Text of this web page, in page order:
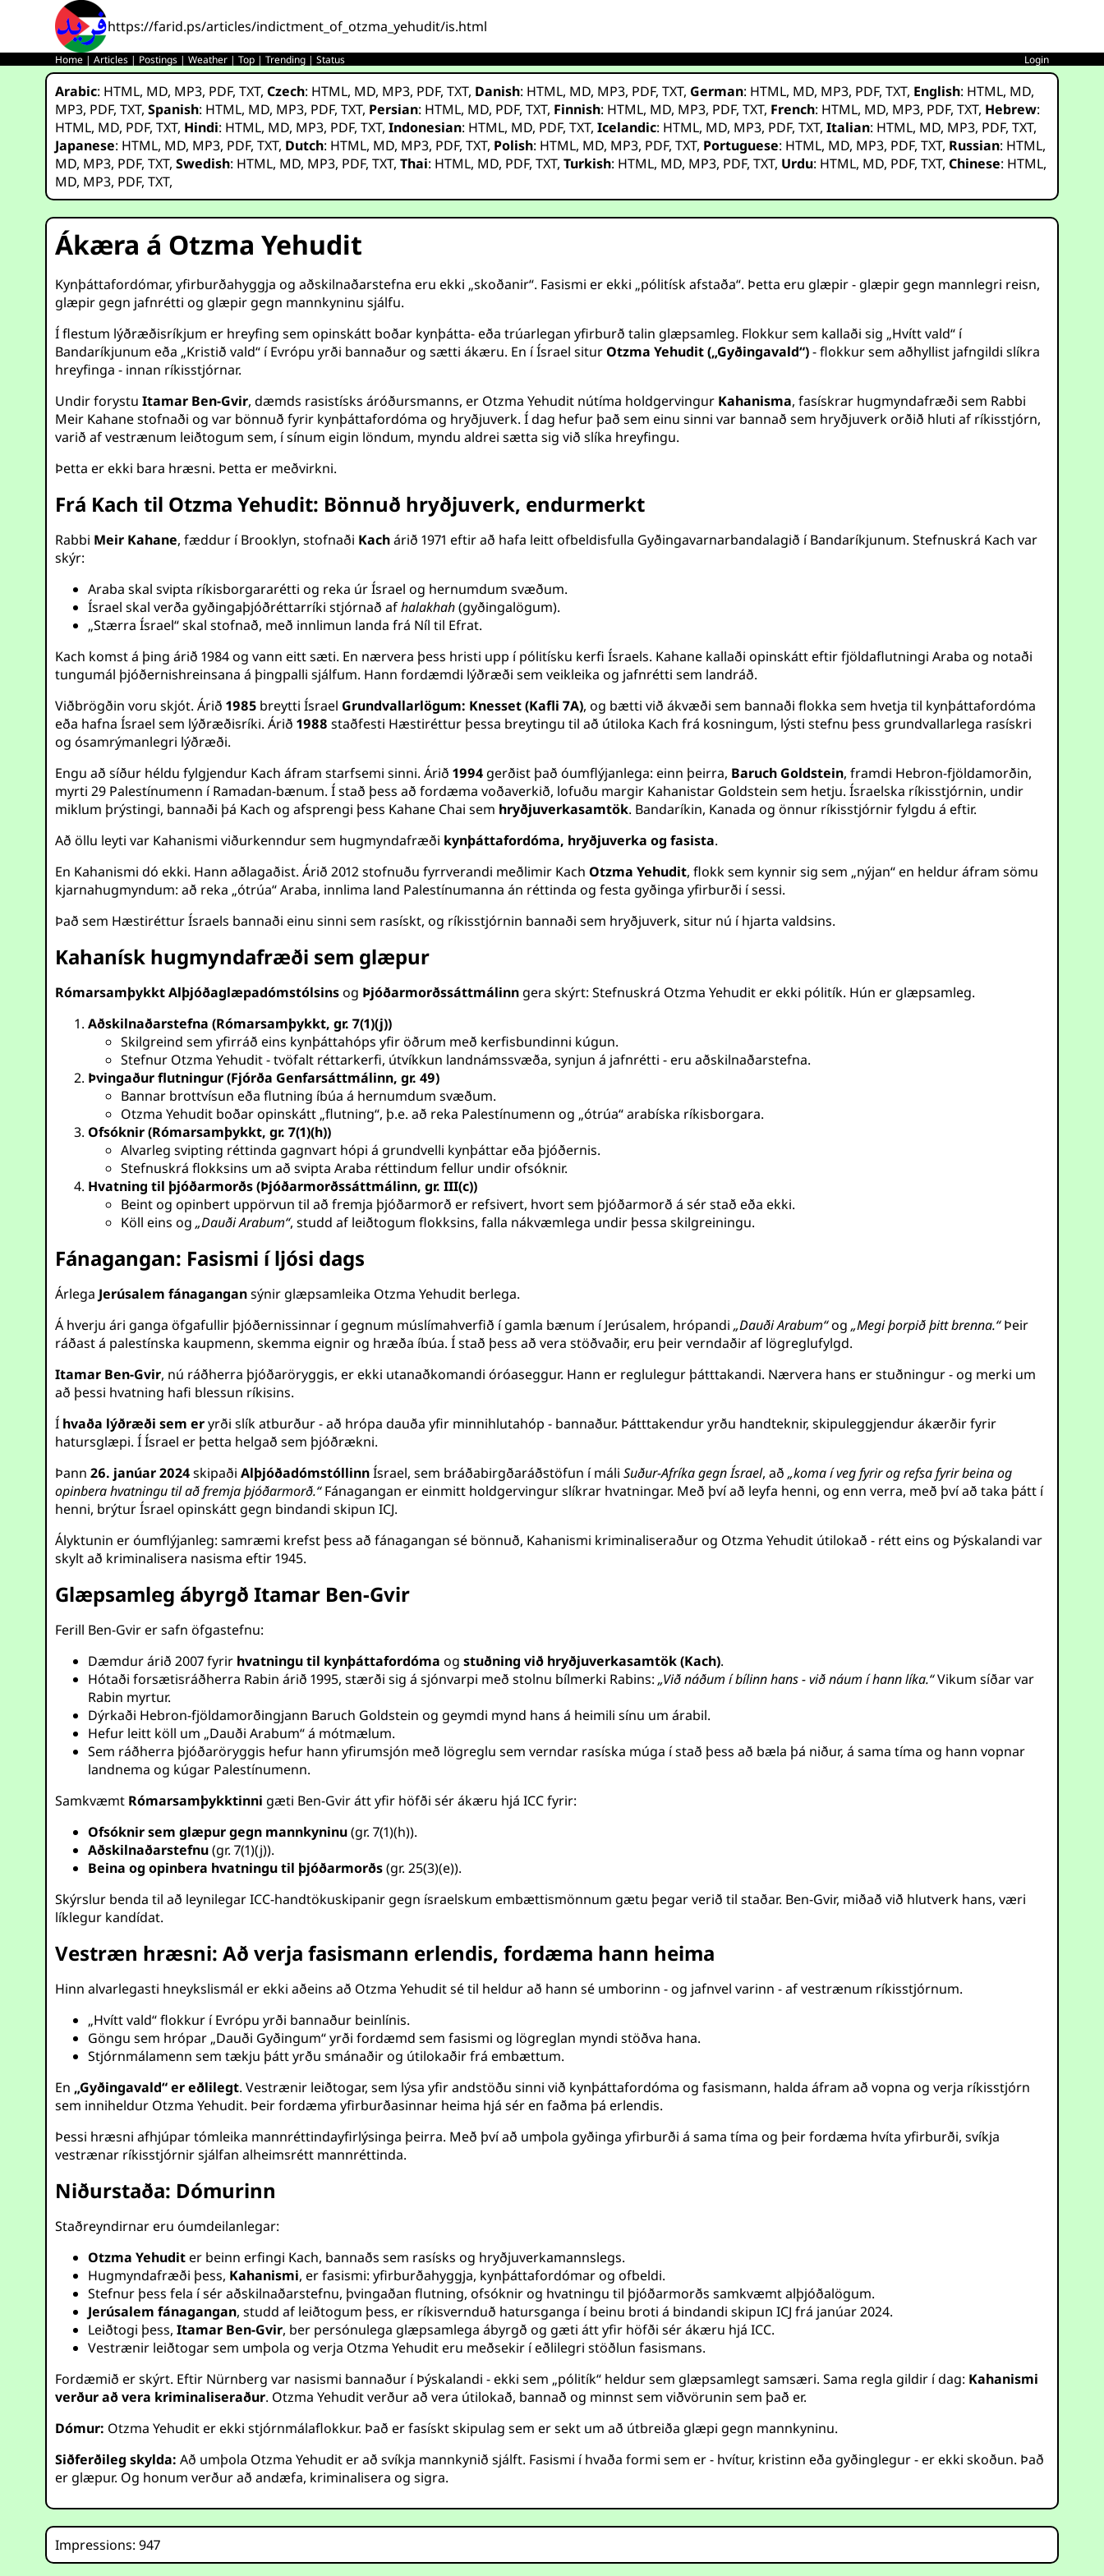
https://farid.ps/articles/indictment_of_otzma_yehudit/is.html
Home |Articles | Postings |Weather |Top |Trending |Status Login
Arabic: HTML, MD, MP3, PDF,TXT,Czech: HTML, MD, MP3, PDF,TXT, Danish: HTML, MD, MP3, PDF,TXT, German: HTML, MD, MP3, PDF,TXT, English: HTML, MD,
MP3, PDF,TXT,Spanish: HTML, MD, MP3, PDF,TXT, Persian: HTML, MD, PDF,TXT, Finnish: HTML, MD, MP3, PDF,TXT, French: HTML, MD, MP3, PDF,TXT, Hebrew:
HTML, MD, PDF,TXT, Hindi: HTML, MD, MP3, PDF,TXT,Indonesian: HTML, MD, PDF,TXT,Icelandic: HTML, MD, MP3, PDF,TXT,Italian: HTML, MD, MP3, PDF,TXT,
Japanese: HTML, MD, MP3, PDF,TXT, Dutch: HTML, MD, MP3, PDF,TXT, Polish: HTML, MD, MP3, PDF,TXT, Portuguese: HTML, MD, MP3, PDF,TXT, Russian: HTML,
MD, MP3, PDF,TXT,Swedish: HTML, MD, MP3, PDF,TXT,Thai: HTML, MD, PDF,TXT,Turkish: HTML, MD, MP3, PDF,TXT, Urdu: HTML, MD, PDF,TXT,Chinese: HTML,
MD, MP3, PDF,TXT,
Ákæra á Otzma Yehudit
Kynþáttafordómar, yfirburðahyggja og aðskilnaðarstefna eru ekki „skoðanir“. Fasismi er ekki „pólitísk afstaða“. Þetta eru glæpir - glæpir gegn mannlegri reisn,
glæpir gegn jafnrétti og glæpir gegn mannkyninu sjálfu.
Í flestum lýðræðisríkjum er hreyfing sem opinskátt boðar kynþátta- eða trúarlegan yfirburð talin glæpsamleg. Flokkur sem kallaði sig „Hvítt vald“ í
Bandaríkjunum eða „Kristið vald“ í Evrópu yrði bannaður og sætti ákæru. En í Ísrael siturOtzma Yehudit („Gyðingavald“)- flokkur sem aðhyllist jafngildi slíkra
hreyfinga - innan ríkisstjórnar.
Undir forystuItamar Ben-Gvir, dæmds rasistísks áróðursmanns, er Otzma Yehudit nútíma holdgervingur Kahanisma, fasískrar hugmyndafræði sem Rabbi
Meir Kahane stofnaði og var bönnuð fyrir kynþáttafordóma og hryðjuverk. Í dag hefur það sem einu sinni var bannað sem hryðjuverk orðið hluti af ríkisstjórn,
varið af vestrænum leiðtogum sem, í sínum eigin löndum, myndu aldrei sætta sig við slíka hreyfingu.
Þetta er ekki bara hræsni. Þetta er meðvirkni.
Frá Kach til Otzma Yehudit: Bönnuð hryðjuverk, endurmerkt
Rabbi Meir Kahane, fæddur í Brooklyn, stofnaði Kachárið 1971 eftir að hafa leitt ofbeldisfulla Gyðingavarnarbandalagið í Bandaríkjunum. Stefnuskrá Kach var
skýr:
Araba skal svipta ríkisborgararétti og reka úr Ísrael og hernumdum svæðum.
Ísrael skal verða gyðingaþjóðréttarríki stjórnað afhalakhah(gyðingalögum).
„Stærra Ísrael“ skal stofnað, með innlimun landa frá Níl til Efrat.
Kach komst á þing árið 1984 og vann eitt sæti. En nærvera þess hristi upp í pólitísku kerfi Ísraels. Kahane kallaði opinskátt eftir fjöldaflutningi Araba og notaði
tungumál þjóðernishreinsana á þingpalli sjálfum. Hann fordæmdi lýðræði sem veikleika og jafnrétti sem landráð.
Viðbrögðin voru skjót. Árið1985 breytti Ísrael Grundvallarlögum: Knesset (Kafli 7A), og bætti við ákvæði sem bannaði flokka sem hvetja til kynþáttafordóma
eða hafna Ísrael sem lýðræðisríki. Árið1988 staðfesti Hæstiréttur þessa breytingu til að útiloka Kach frá kosningum, lýsti stefnu þess grundvallarlega rasískri
og ósamrýmanlegri lýðræði.
Engu að síður héldu fylgjendur Kach áfram starfsemi sinni. Árið1994 gerðist það óumflýjanlega: einn þeirra, Baruch Goldstein, framdi Hebron-fjöldamorðin,
myrti 29 Palestínumenn í Ramadan-bænum. Í stað þess að fordæma voðaverkið, lofuðu margir Kahanistar Goldstein sem hetju. Ísraelska ríkisstjórnin, undir
miklum þrýstingi, bannaði þá Kach og afsprengi þess Kahane Chai sem hryðjuverkasamtök. Bandaríkin, Kanada og önnur ríkisstjórnir fylgdu á eftir.
Að öllu leyti var Kahanismi viðurkenndur sem hugmyndafræði kynþáttafordóma, hryðjuverka og fasista.
En Kahanismi dó ekki. Hann aðlagaðist. Árið 2012 stofnuðu fyrrverandi meðlimir KachOtzma Yehudit, flokk sem kynnir sig sem „nýjan“ en heldur áfram sömu
kjarnahugmyndum: að reka „ótrúa“ Araba, innlima land Palestínumanna án réttinda og festa gyðinga yfirburði í sessi.
Það sem Hæstiréttur Ísraels bannaði einu sinni sem rasískt, og ríkisstjórnin bannaði sem hryðjuverk, situr nú í hjarta valdsins.
Kahanísk hugmyndafræði sem glæpur
Rómarsamþykkt Alþjóðaglæpadómstólsinsog Þjóðarmorðssáttmálinn gera skýrt: Stefnuskrá Otzma Yehudit er ekki pólitík. Hún er glæpsamleg.
Aðskilnaðarstefna (Rómarsamþykkt, gr. 7(1)(j))
Skilgreind sem yfirráð eins kynþáttahóps yfir öðrum með kerfisbundinni kúgun.
Stefnur Otzma Yehudit - tvöfalt réttarkerfi, útvíkkun landnámssvæða, synjun á jafnrétti - eru aðskilnaðarstefna.
Þvingaður flutningur (Fjórða Genfarsáttmálinn, gr. 49)
Bannar brottvísun eða flutning íbúa á hernumdum svæðum.
Otzma Yehudit boðar opinskátt „flutning“, þ.e. að reka Palestínumenn og „ótrúa“ arabíska ríkisborgara.
Ofsóknir (Rómarsamþykkt, gr. 7(1)(h))
Alvarleg svipting réttinda gagnvart hópi á grundvelli kynþáttar eða þjóðernis.
Stefnuskrá flokksins um að svipta Araba réttindum fellur undir ofsóknir.
Hvatning til þjóðarmorðs (Þjóðarmorðssáttmálinn, gr. III(c))
Beint og opinbert uppörvun til að fremja þjóðarmorð er refsivert, hvort sem þjóðarmorð á sér stað eða ekki.
Köll eins og„Dauði Arabum“, studd af leiðtogum flokksins, falla nákvæmlega undir þessa skilgreiningu.
Fánagangan: Fasismi í ljósi dags
Árlega Jerúsalem fánagangansýnir glæpsamleika Otzma Yehudit berlega.
Á hverju ári ganga öfgafullir þjóðernissinnar í gegnum múslímahverfið í gamla bænum í Jerúsalem, hrópandi„Dauði Arabum“og„Megi þorpið þitt brenna.“Þeir
ráðast á palestínska kaupmenn, skemma eignir og hræða íbúa. Í stað þess að vera stöðvaðir, eru þeir verndaðir af lögreglufylgd.
Itamar Ben-Gvir, nú ráðherra þjóðaröryggis, er ekki utanaðkomandi óróaseggur. Hann er reglulegur þátttakandi. Nærvera hans er stuðningur - og merki um
að þessi hvatning hafi blessun ríkisins.
Í hvaða lýðræði sem eryrði slík atburður - að hrópa dauða yfir minnihlutahóp - bannaður. Þátttakendur yrðu handteknir, skipuleggjendur ákærðir fyrir
hatursglæpi. Í Ísrael er þetta helgað sem þjóðrækni.
Þann26. janúar 2024skipaðiAlþjóðadómstóllinnÍsrael, sem bráðabirgðaráðstöfun í máliSuður-Afríka gegn Ísrael, að„koma í veg fyrir og refsa fyrir beina og
opinbera hvatningu til að fremja þjóðarmorð.“Fánagangan er einmitt holdgervingur slíkrar hvatningar. Með því að leyfa henni, og enn verra, með því að taka þátt í
henni, brýtur Ísrael opinskátt gegn bindandi skipun ICJ.
Ályktunin er óumflýjanleg: samræmi krefst þess að fánagangan sé bönnuð, Kahanismi kriminaliseraður og Otzma Yehudit útilokað - rétt eins og Þýskalandi var
skylt að kriminalisera nasisma eftir 1945.
Glæpsamleg ábyrgð Itamar Ben-Gvir
Ferill Ben-Gvir er safn öfgastefnu:
Dæmdur árið 2007 fyrir hvatningu til kynþáttafordóma ogstuðning við hryðjuverkasamtök (Kach).
Hótaði forsætisráðherra Rabin árið 1995, stærði sig á sjónvarpi með stolnu bílmerki Rabins:„Við náðum í bílinn hans - við náum í hann líka.“Vikum síðar var
Rabin myrtur.
Dýrkaði Hebron-fjöldamorðingjann Baruch Goldstein og geymdi mynd hans á heimili sínu um árabil.
Hefur leitt köll um „Dauði Arabum“ á mótmælum.
Sem ráðherra þjóðaröryggis hefur hann yfirumsjón með lögreglu sem verndar rasíska múga í stað þess að bæla þá niður, á sama tíma og hann vopnar
landnema og kúgar Palestínumenn.
Samkvæmt Rómarsamþykktinni gæti Ben-Gvir átt yfir höfði sér ákæru hjá ICC fyrir:
Ofsóknir sem glæpur gegn mannkyninu(gr. 7(1)(h)).
Aðskilnaðarstefnu(gr. 7(1)(j)).
Beina og opinbera hvatningu til þjóðarmorðs(gr. 25(3)(e)).
Skýrslur benda til að leynilegar ICC-handtökuskipanir gegn ísraelskum embættismönnum gætu þegar verið til staðar. Ben-Gvir, miðað við hlutverk hans, væri
líklegur kandídat.
Vestræn hræsni: Að verja fasismann erlendis, fordæma hann heima
Hinn alvarlegasti hneykslismál er ekki aðeins að Otzma Yehudit sé til heldur að hann sé umborinn - og jafnvel varinn - af vestrænum ríkisstjórnum.
„Hvítt vald“ flokkur í Evrópu yrði bannaður beinlínis.
Göngu sem hrópar „Dauði Gyðingum“ yrði fordæmd sem fasismi og lögreglan myndi stöðva hana.
Stjórnmálamenn sem tækju þátt yrðu smánaðir og útilokaðir frá embættum.
En „Gyðingavald“ er eðlilegt. Vestrænir leiðtogar, sem lýsa yfir andstöðu sinni við kynþáttafordóma og fasismann, halda áfram að vopna og verja ríkisstjórn
sem inniheldur Otzma Yehudit. Þeir fordæma yfirburðasinnar heima hjá sér en faðma þá erlendis.
Þessi hræsni afhjúpar tómleika mannréttindayfirlýsinga þeirra. Með því að umþola gyðinga yfirburði á sama tíma og þeir fordæma hvíta yfirburði, svíkja
vestrænar ríkisstjórnir sjálfan alheimsrétt mannréttinda.
Niðurstaða: Dómurinn
Staðreyndirnar eru óumdeilanlegar:
Otzma Yehuditer beinn erfingi Kach, bannaðs sem rasísks og hryðjuverkamannslegs.
Hugmyndafræði þess, Kahanismi, er fasismi: yfirburðahyggja, kynþáttafordómar og ofbeldi.
Stefnur þess fela í sér aðskilnaðarstefnu, þvingaðan flutning, ofsóknir og hvatningu til þjóðarmorðs samkvæmt alþjóðalögum.
Jerúsalem fánagangan, studd af leiðtogum þess, er ríkisvernduð hatursganga í beinu broti á bindandi skipun ICJ frá janúar 2024.
Leiðtogi þess,Itamar Ben-Gvir, ber persónulega glæpsamlega ábyrgð og gæti átt yfir höfði sér ákæru hjá ICC.
Vestrænir leiðtogar sem umþola og verja Otzma Yehudit eru meðsekir í eðlilegri stöðlun fasismans.
Fordæmið er skýrt. Eftir Nürnberg var nasismi bannaður í Þýskalandi - ekki sem „pólitík“ heldur sem glæpsamlegt samsæri. Sama regla gildir í dag: Kahanismi
verður að vera kriminaliseraður. Otzma Yehudit verður að vera útilokað, bannað og minnst sem viðvörunin sem það er.
Dómur: Otzma Yehudit er ekki stjórnmálaflokkur. Það er fasískt skipulag sem er sekt um að útbreiða glæpi gegn mannkyninu.
Siðferðileg skylda: Að umþola Otzma Yehudit er að svíkja mannkynið sjálft. Fasismi í hvaða formi sem er - hvítur, kristinn eða gyðinglegur - er ekki skoðun. Það
er glæpur. Og honum verður að andæfa, kriminalisera og sigra.
Impressions: 947